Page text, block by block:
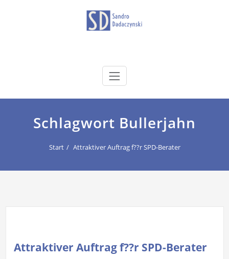
dadaczynski.de
Schlagwort Bullerjahn
Start Attraktiver Auftrag f??r SPD-Berater
Attraktiver Auftrag f??r SPD-Berater